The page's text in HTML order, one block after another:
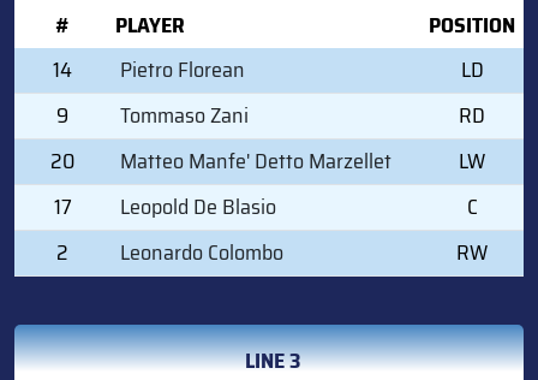
#
PLAYER
POSITION
14
Pietro Florean
LD
9
Tommaso Zani
RD
20
Matteo Manfe' Detto Marzellet
LW
17
Leopold De Blasio
C
2
Leonardo Colombo RW
LINE 3